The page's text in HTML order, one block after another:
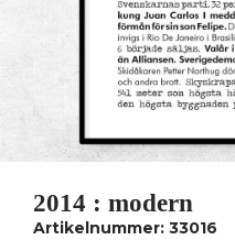
2014 : modern
Artikelnummer: 33016